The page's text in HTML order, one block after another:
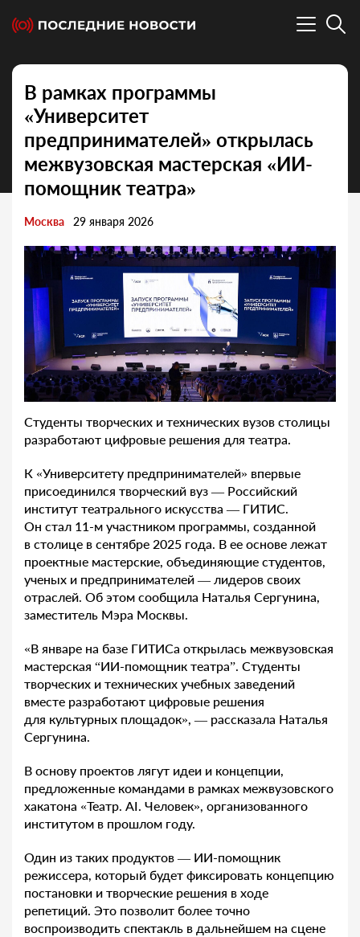
В рамках программы
«Университет
предпринимателей» открылась
межвузовская мастерская «ИИ-
помощник театра»
Москва 29 января 2026
Студенты творческих и технических вузов столицы
разработают цифровые решения для театра.
К «Университету предпринимателей» впервые
присоединился творческий вуз — Российский
институт театрального искусства — ГИТИС.
Он стал 11-м участником программы, созданной
в столице в сентябре 2025 года. В ее основе лежат
проектные мастерские, объединяющие студентов,
ученых и предпринимателей — лидеров своих
отраслей. Об этом сообщила Наталья Сергунина,
заместитель Мэра Москвы.
«В январе на базе ГИТИСа открылась межвузовская
мастерская “ИИ-помощник театра”. Студенты
творческих и технических учебных заведений
вместе разработают цифровые решения
для культурных площадок», — рассказала Наталья
Сергунина.
В основу проектов лягут идеи и концепции,
предложенные командами в рамках межвузовского
хакатона «Театр. AI. Человек», организованного
институтом в прошлом году.
Один из таких продуктов — ИИ-помощник
режиссера, который будет фиксировать концепцию
постановки и творческие решения в ходе
репетиций. Это позволит более точно
воспроизводить спектакль в дальнейшем на сцене